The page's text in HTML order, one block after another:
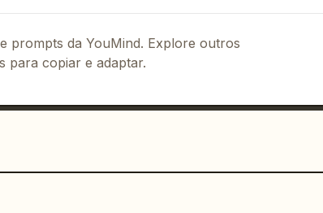
com ícones de visto verde | 3 grupos
ícones de aviso
com ícones
estatística global) + ícones
prompts da YouMind. Explore outros
para copiar e adaptar.